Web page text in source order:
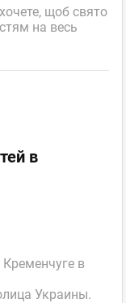
щоб свято
на весь
в
в
Украины.